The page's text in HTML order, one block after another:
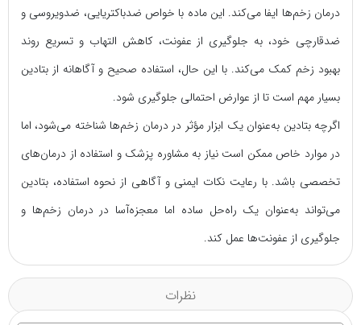
درمان زخم‌ها ایفا می‌کند. این ماده با خواص ضدباکتریایی، ضدویروسی و
ضدقارچی خود، به جلوگیری از عفونت، کاهش التهاب و تسریع روند
بهبود زخم کمک می‌کند. با این حال، استفاده صحیح و آگاهانه از بتادین
بسیار مهم است تا از عوارض احتمالی جلوگیری شود.
اگرچه بتادین به‌عنوان یک ابزار مؤثر در درمان زخم‌ها شناخته می‌شود، اما
در موارد خاص ممکن است نیاز به مشاوره پزشک و استفاده از درمان‌های
تخصصی باشد. با رعایت نکات ایمنی و آگاهی از نحوه استفاده، بتادین
می‌تواند به‌عنوان یک راه‌حل ساده اما معجزه‌آسا در درمان زخم‌ها و
جلوگیری از عفونت‌ها عمل کند.
نظرات